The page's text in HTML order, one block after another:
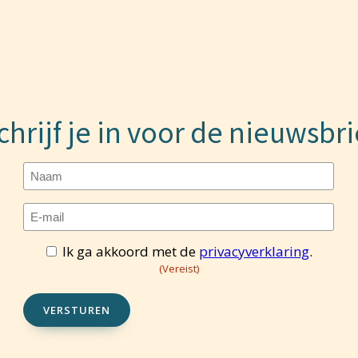
je in voor de
Naam
E-
Toestemming(Vereist)
Ik ga akkoord met de privacyverklaring.
(Vereist)
VERSTUREN